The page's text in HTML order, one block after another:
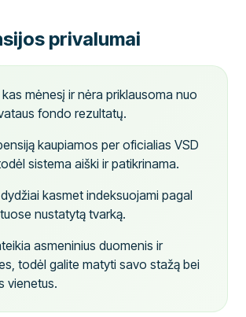
privalumai
mėnesį ir nėra priklausoma nuo
fondo rezultatų.
kaupiamos per oficialias VSD
sistema aiški ir patikrinama.
kasmet indeksuojami pagal
nustatytą tvarką.
asmeninius duomenis ir
todėl galite matyti savo stažą bei
vienetus.